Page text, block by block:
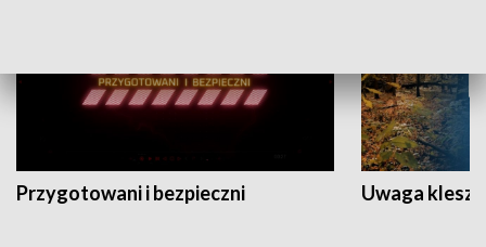
Przygotowani i bezpieczni Uwaga